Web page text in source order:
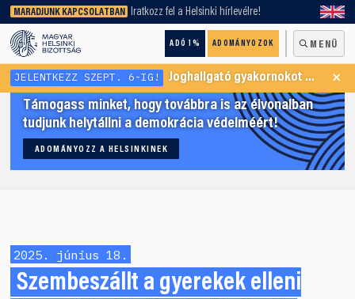
MARADJUNK KAPCSOLATBAN Iratkozz fel a Helsinki hírlevélre!
ADÓ 1% ADOMÁNYOZOK MENÜ
keresőnket!
JELENTKEZZ SZEPT. 6-IG! Joghallgató gyakornokot keresünk Menekültügyi Programunkba ×
Támogass minket, hogy továbbra is az élvonalban
tudjunk helytállni a demokrácia védelméért!
ADOMÁNYOZZ A HELSINKINEK
2025. június 18.
Szembeszállt a gyerekek elleni